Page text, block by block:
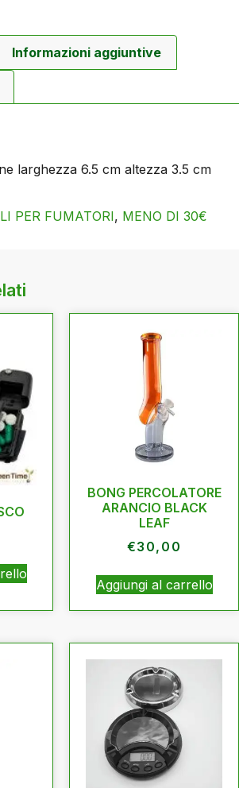
Informazioni aggiuntive
larghezza 6.5 cm altezza 3.5 cm
PER FUMATORI, MENO DI 30€
BONG PERCOLATORE
ARANCIO BLACK
LEAF
€30,00
Aggiungi al carrello